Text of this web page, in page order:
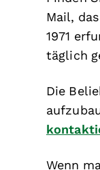
Mail,
1971
täglich
Die
Wenn